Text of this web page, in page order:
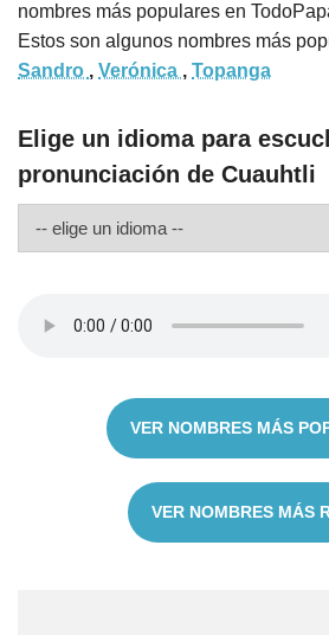
nombres más populares en
Estos son algunos nombres más
Sandro , Verónica , Topanga
Elige un idioma para
pronunciación de Cuauhtli
VER NOMBRES MÁS
VER NOMBRES MÁS